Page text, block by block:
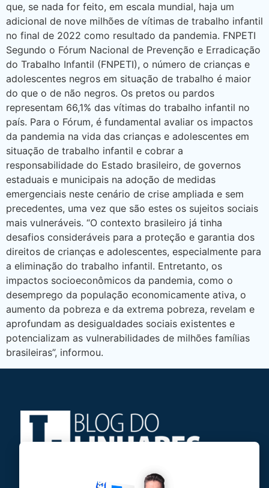
que, se nada for feito, em escala mundial, haja um
adicional de nove milhões de vítimas de trabalho infantil
no final de 2022 como resultado da pandemia. FNPETI
Segundo o Fórum Nacional de Prevenção e Erradicação
do Trabalho Infantil (FNPETI), o número de crianças e
adolescentes negros em situação de trabalho é maior
do que o de não negros. Os pretos ou pardos
representam 66,1% das vítimas do trabalho infantil no
país. Para o Fórum, é fundamental avaliar os impactos
da pandemia na vida das crianças e adolescentes em
situação de trabalho infantil e cobrar a
responsabilidade do Estado brasileiro, de governos
estaduais e municipais na adoção de medidas
emergenciais neste cenário de crise ampliada e sem
precedentes, uma vez que são estes os sujeitos sociais
mais vulneráveis. “O contexto brasileiro já tinha
desafios consideráveis para a proteção e garantia dos
direitos de crianças e adolescentes, especialmente para
a eliminação do trabalho infantil. Entretanto, os
impactos socioeconômicos da pandemia, como o
desemprego da população economicamente ativa, o
aumento da pobreza e da extrema pobreza, revelam e
aprofundam as desigualdades sociais existentes e
potencializam as vulnerabilidades de milhões famílias
brasileiras”, informou.